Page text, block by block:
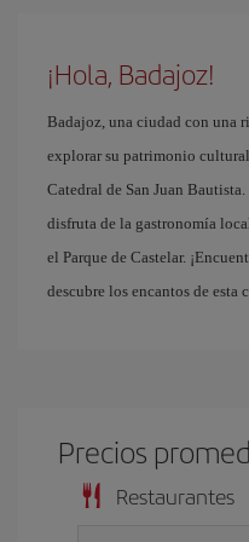
¡Hola, Badajoz!
Badajoz, una ciudad con una
explorar su patrimonio
Catedral de San Juan Bautista.
disfruta de la gastronomía
el Parque de Castelar.
descubre los encantos de esta
Precios
Restaurantes